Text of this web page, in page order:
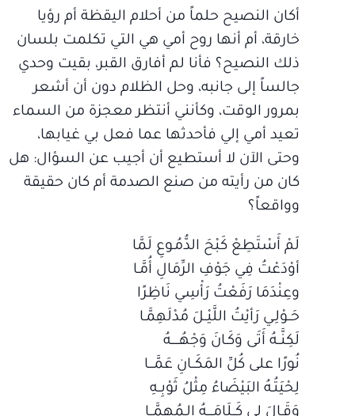
أكان النصيح حلماً من أحلام اليقظة أم رؤيا
خارقة، أم أنها روح أمي هي التي تكلمت بلسان
ذلك النصيح؟ فأنا لم أفارق القبر، بقيت وحدي
جالساً إلى جانبه، وحل الظلام دون أن أشعر
بمرور الوقت، وكأنني أنتظر معجزة من السماء
تعيد أمي إلي فأحدثها عما فعل بي غيابها،
وحتى الآن لا أستطيع أن أجيب عن السؤال: هل
كان من رأيته من صنع الصدمة أم كان حقيقة
وواقعاً؟
لَمْ أَسْتَطِعْ كَبْحَ الدُّمُـوعِ لَمَّا
أوْدَعْتُ فِي جَوْفِ الرِّمَالِ أُمَّـا
وعِنْدَمَا رَفَعْتُ رَأْسِي نَاظِرًا
حَــوْلِـي رَأيْتُ اللَّيْــلَ مُدْلَهِمَّـا
لَكِنَّــهُ أَتَى وَكَـانَ وَجْهُـــــهُ
نُورًا على كُلِّ المَكَــانِ عَمَّـــا
لِحْيَتُـهُ البَيْضَاءُ مِثْلُ ثَوْبِــهِ
وَقَـالَ لِي كَــلَامَــــهُ الـمُهِمَّــا